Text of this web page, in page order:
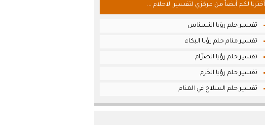
أخترنا لكم أيضاً من مركزي لتفسير الاحلام ...
تفسير حلم رؤيا النسناس
تفسير منام حلم رؤيا البكاء
تفسير حلم رؤيا الصرّام
تفسير حلم رؤيا الجُرم
تفسير حلم السلاح في المنام